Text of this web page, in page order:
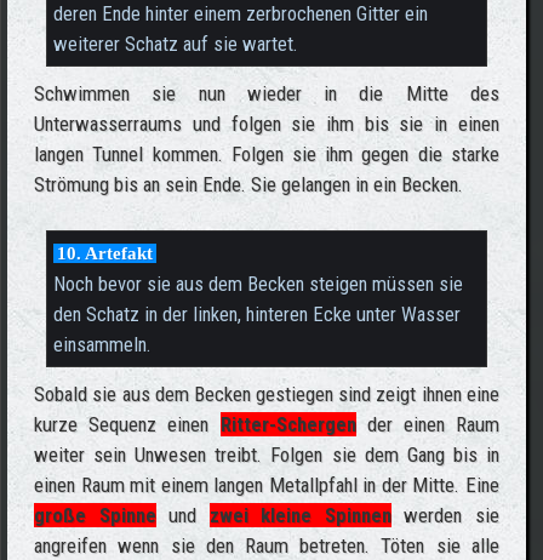
deren Ende hinter einem zerbrochenen Gitter ein
weiterer Schatz auf sie wartet.
Schwimmen sie nun wieder in die Mitte des
Unterwasserraums und folgen sie ihm bis sie in einen
langen Tunnel kommen. Folgen sie ihm gegen die starke
Strömung bis an sein Ende. Sie gelangen in ein Becken.
10. Artefakt
Noch bevor sie aus dem Becken steigen müssen sie
den Schatz in der linken, hinteren Ecke unter Wasser
einsammeln.
Sobald sie aus dem Becken gestiegen sind zeigt ihnen eine
kurze Sequenz einen Ritter-Schergender einen Raum
weiter sein Unwesen treibt. Folgen sie dem Gang bis in
einen Raum mit einem langen Metallpfahl in der Mitte. Eine
große Spinneund zwei kleine Spinnenwerden sie
angreifen wenn sie den Raum betreten. Töten sie alle